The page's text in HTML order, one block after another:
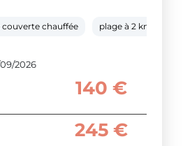
couverte chauffée plage à 2 km
2026
140 €
245 €